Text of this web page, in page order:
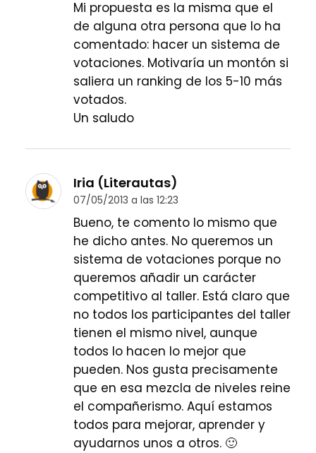
Mi propuesta es la misma que el
de alguna otra persona que lo ha
comentado: hacer un sistema de
votaciones. Motivaría un montón si
saliera un ranking de los 5-10 más
votados.
Un saludo
Iria (Literautas)
07/05/2013 a las 12:23
Bueno, te comento lo mismo que
he dicho antes. No queremos un
sistema de votaciones porque no
queremos añadir un carácter
competitivo al taller. Está claro que
no todos los participantes del taller
tienen el mismo nivel, aunque
todos lo hacen lo mejor que
pueden. Nos gusta precisamente
que en esa mezcla de niveles reine
el compañerismo. Aquí estamos
todos para mejorar, aprender y
ayudarnos unos a otros. 🙂